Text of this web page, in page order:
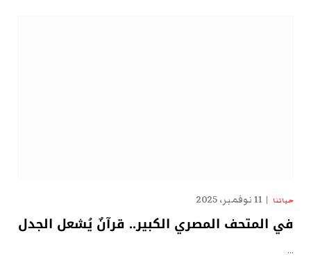
حياتنا 11 نوفمبر، 2025
في المتحف المصري الكبير.. قرآنٌ يُشعل الجدل
…